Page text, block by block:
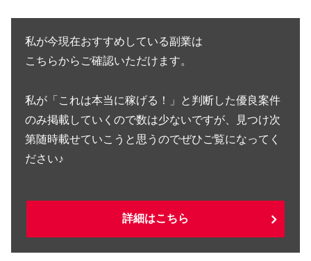
私が今現在おすすめしている副業は
こちらからご確認いただけます。
私が「これは本当に稼げる！」と判断した優良案件
のみ掲載していくので数は少ないですが、見つけ次
第随時載せていこうと思うのでぜひご覧になってく
ださい♪
詳細はこちら